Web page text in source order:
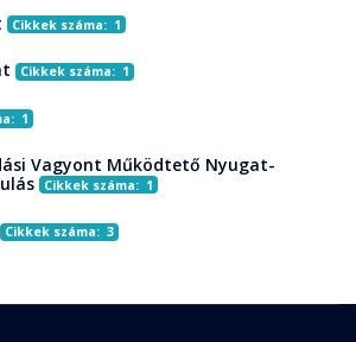
Cikkek száma: 1
Cikkek száma: 1
1
Vagyont Működtető Nyugat-
Cikkek száma: 1
Cikkek száma: 3